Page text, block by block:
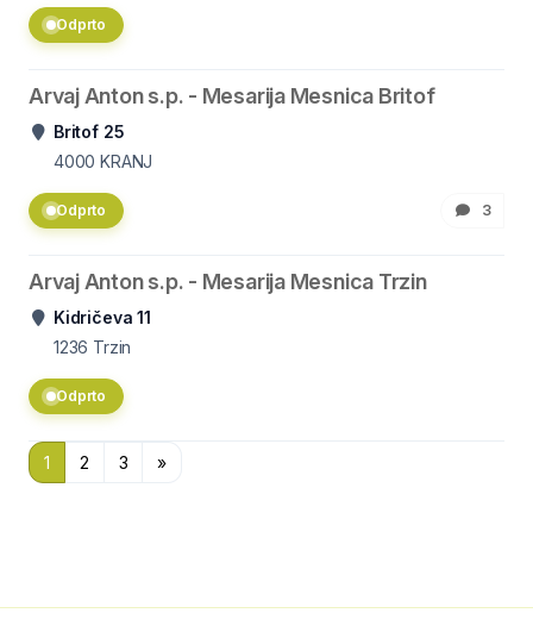
Odprto
Arvaj Anton s.p. - Mesarija Mesnica Britof
Britof 25
4000 KRANJ
Odprto 3
Arvaj Anton s.p. - Mesarija Mesnica Trzin
Kidričeva 11
1236 Trzin
Odprto
1 2 3 »